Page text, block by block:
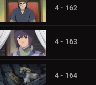
4 - 162
4 - 163
4 - 164